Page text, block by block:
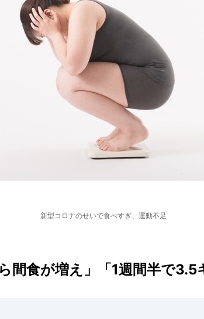
新型コロナのせいで食べすぎ、運動不足
間食が増え」「1週間半で3.5